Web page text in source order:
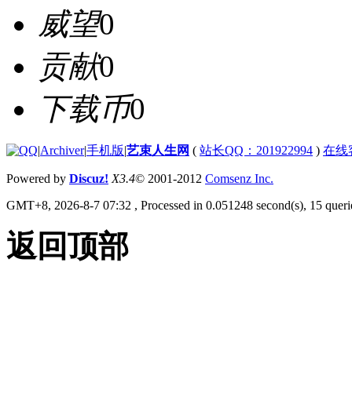
威望0
贡献0
下载币0
|Archiver|手机版|艺束人生网 ( 站长QQ：201922994 ) 在线
Powered by Discuz! X3.4© 2001-2012 Comsenz Inc.
GMT+8, 2026-8-7 07:32 , Processed in 0.051248 second(s), 15
返回顶部